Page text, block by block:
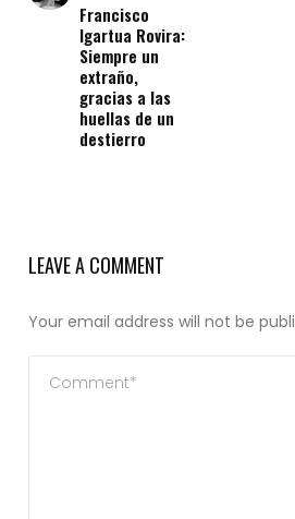
Francisco
Igartua Rovira:
Siempre un
extraño,
gracias a las
huellas de un
destierro
LEAVE A COMMENT
Your email address will not be